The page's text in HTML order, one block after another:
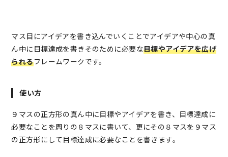
マス目にアイデアを書き込んでいくことでアイデアや中心の真
ん中に目標達成を書きそのために必要な目標やアイデアを広げ
られるフレームワークです。
使い方
９マスの正方形の真ん中に目標やアイデアを書き、目標達成に
必要なことを周りの８マスに書いて、更にその８マスを９マス
の正方形にして目標達成に必要なことを書きます。